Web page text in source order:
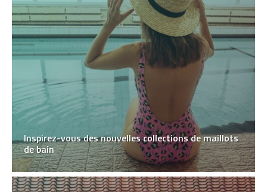
Inspirez-vous des nouvelles collections de maillots
de bain